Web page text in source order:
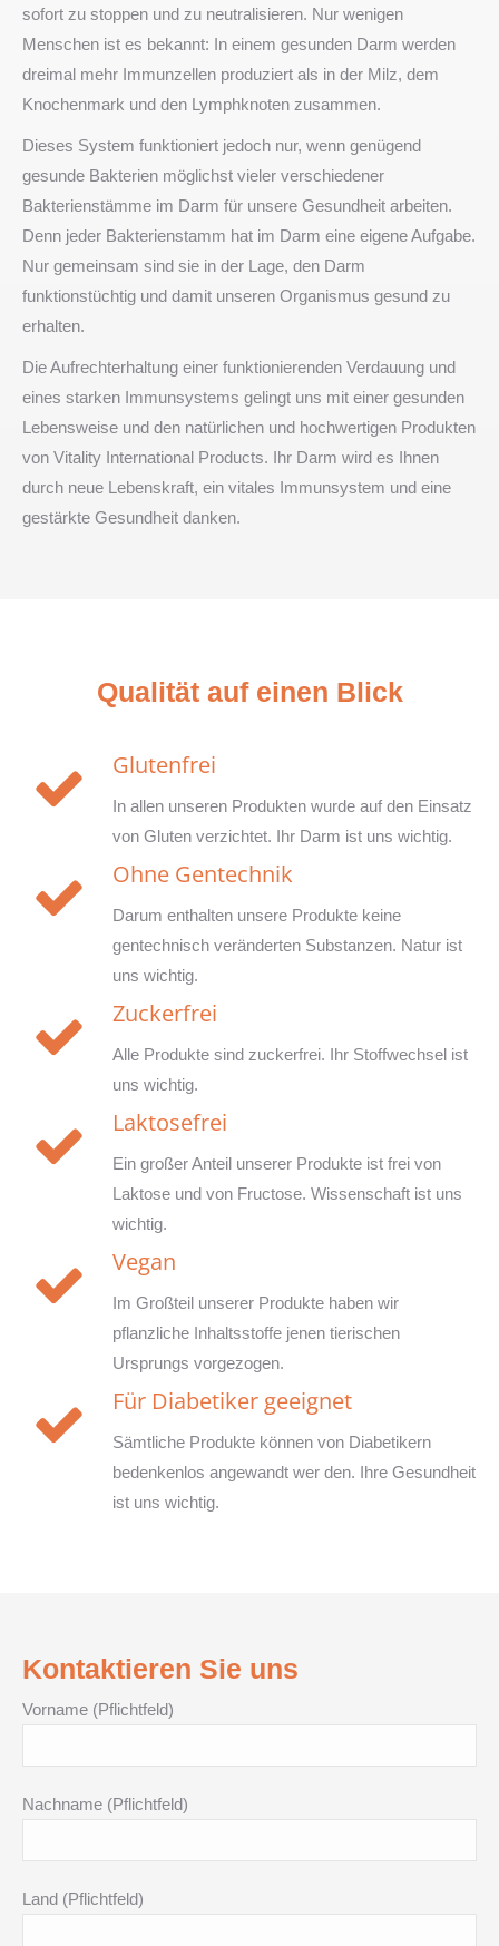
sofort zu stoppen und zu neutralisieren. Nur wenigen
Menschen ist es bekannt: In einem gesunden Darm werden
dreimal mehr Immunzellen produziert als in der Milz, dem
Knochenmark und den Lymphknoten zusammen.
Dieses System funktioniert jedoch nur, wenn genügend
gesunde Bakterien möglichst vieler verschiedener
Bakterienstämme im Darm für unsere Gesundheit arbeiten.
Denn jeder Bakterienstamm hat im Darm eine eigene Aufgabe.
Nur gemeinsam sind sie in der Lage, den Darm
funktionstüchtig und damit unseren Organismus gesund zu
erhalten.
Die Aufrechterhaltung einer funktionierenden Verdauung und
eines starken Immunsystems gelingt uns mit einer gesunden
Lebensweise und den natürlichen und hochwertigen Produkten
von Vitality International Products. Ihr Darm wird es Ihnen
durch neue Lebenskraft, ein vitales Immunsystem und eine
gestärkte Gesundheit danken.
Qualität auf einen Blick
Glutenfrei
In allen unseren Produkten wurde auf den Einsatz
von Gluten verzichtet. Ihr Darm ist uns wichtig.
Ohne Gentechnik
Darum enthalten unsere Produkte keine
gentechnisch veränderten Substanzen. Natur ist
uns wichtig.
Zuckerfrei
Alle Produkte sind zuckerfrei. Ihr Stoffwechsel ist
uns wichtig.
Laktosefrei
Ein großer Anteil unserer Produkte ist frei von
Laktose und von Fructose. Wissenschaft ist uns
wichtig.
Vegan
Im Großteil unserer Produkte haben wir
pflanzliche Inhaltsstoffe jenen tierischen
Ursprungs vorgezogen.
Für Diabetiker geeignet
Sämtliche Produkte können von Diabetikern
bedenkenlos angewandt wer den. Ihre Gesundheit
ist uns wichtig.
Kontaktieren Sie uns
Vorname (Pflichtfeld)
Nachname (Pflichtfeld)
Land (Pflichtfeld)